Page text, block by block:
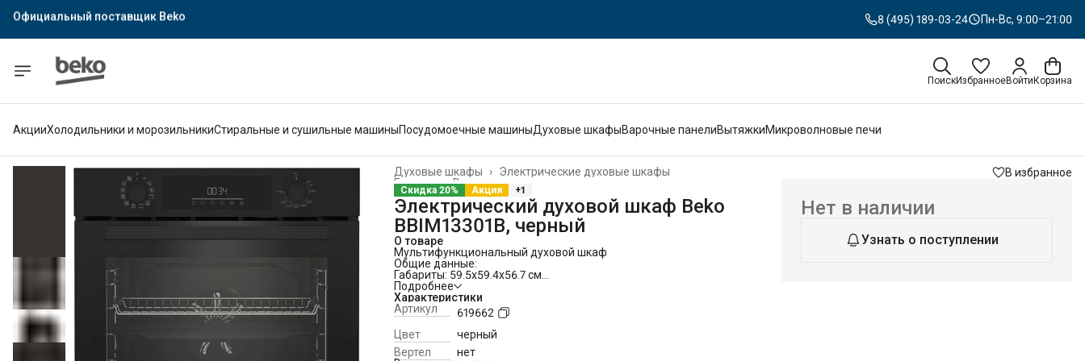
Официальный поставщик Indesit
Официальный поставщик Hotpoint
8 (495) 189-03-24 Пн-Вс, 9:00–21:00
ПоискИзбранноеВойти Корзина
АкцииХолодильники и морозильникиСтиральные и сушильные машиныПосудомоечные машиныДуховые шкафыВарочные панелиВытяжкиМикроволновые печи
Электрические духовые шкафы
Духовые шкафы
›
Встраиваемая техника
Главная ›
Скидка 20% Акция +1
Электрический духовой шкаф Beko
BBIM13301B, черный
О товаре
Мультифункциональный духовой шкаф
Общие данные:
Габариты: 59.5х59.4х56.7 см
Габариты ниши для встраивания: 59х56х55 см
Объем: 72 л
Гриль: есть
Конвекция: есть
Таймер: есть
Подсветка: одноуровневая
Самоочистка: традиционная
Подробнее
Характеристики
Артикул
619662
Цвет
черный
Вертел
нет
В избранное
Нет в наличии
Узнать о поступлении